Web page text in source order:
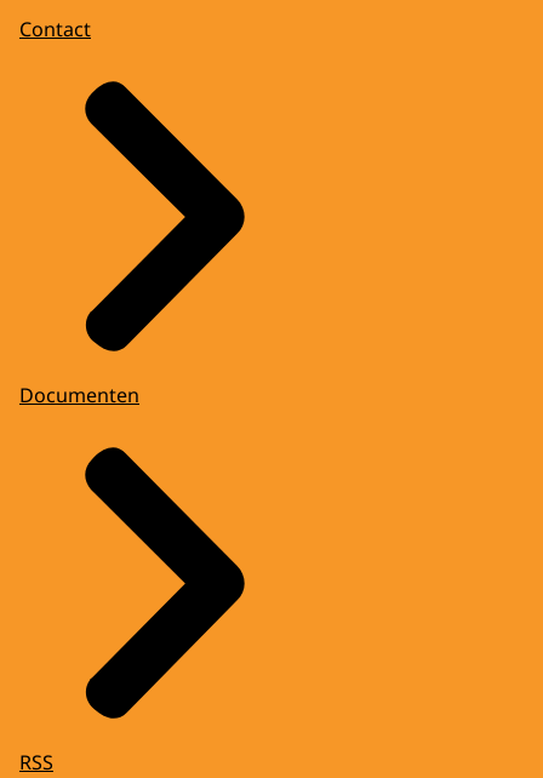
Contact
Documenten
RSS